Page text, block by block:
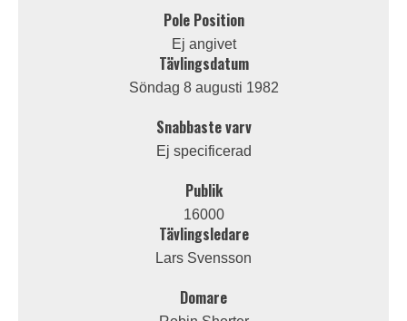
Pole Position
Ej angivet
Tävlingsdatum
Söndag 8 augusti 1982
Snabbaste varv
Ej specificerad
Publik
16000
Tävlingsledare
Lars Svensson
Domare